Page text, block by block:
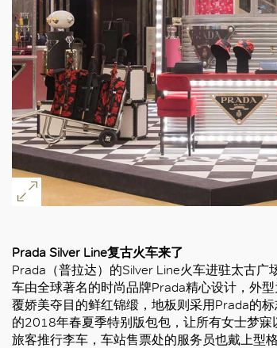
Prada Silver Line复古火车来了
Prada（普拉达）的Silver Line火车进驻太古
车由全球著名的时尚品牌Prada精心设计，外
覆娇美夺目的鲜红锦缎，地板则采用Prada的
的2018年春夏季特别版包包，让所有女士梦
旅客推行李车，车站售票处的服务员也戴上型
好